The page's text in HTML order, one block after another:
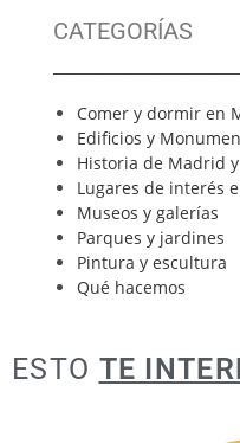
CATEGORÍAS
Comer y dormir en
Edificios y
Historia de Madrid
Lugares de interés
Museos y galerías
Parques y jardines
Pintura y escultura
Qué hacemos
ESTO TE